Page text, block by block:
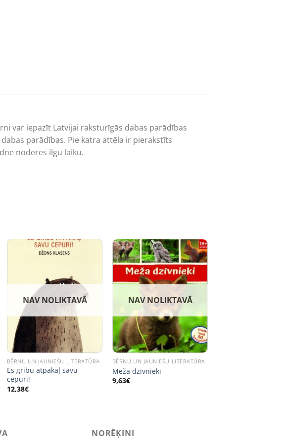
var iepazīt Latvijai raksturīgās dabas parādības
parādības. Pie katra attēla ir pierakstīts
noderēs ilgu laiku.
NAV NOLIKTAVĀ
BĒRNU UN JAUNIEŠU LITERATŪRA
Es gribu atpakaļ savu
cepuri!
12,38€
NAV NOLIKTAVĀ
BĒRNU UN JAUNIEŠU LITERATŪRA
Meža dzīvnieki
9,63€
NORĒĶINI